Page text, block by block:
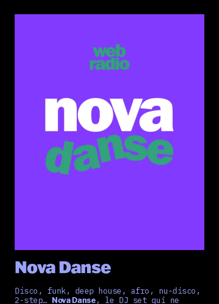
Nova Danse
Disco, funk, deep house, afro, nu-disco,
2-step…
Nova Danse, le DJ set qui ne